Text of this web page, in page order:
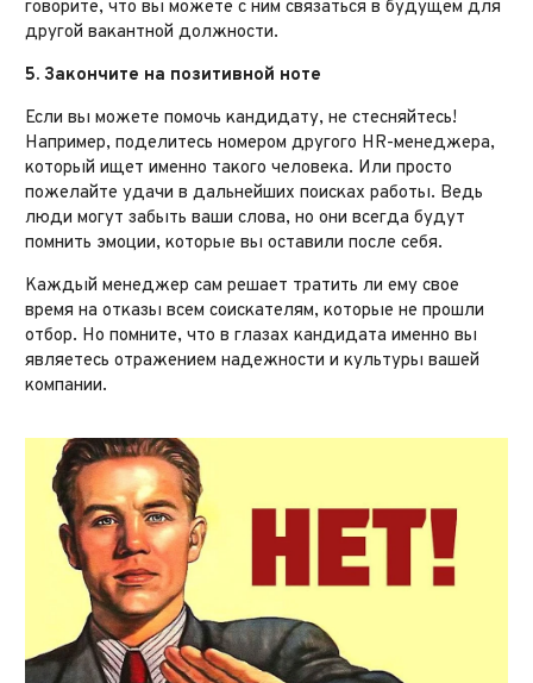
говорите, что вы можете с ним связаться в будущем для
другой вакантной должности.
5. Закончите на позитивной ноте
Если вы можете помочь кандидату, не стесняйтесь!
Например, поделитесь номером другого HR-менеджера,
который ищет именно такого человека. Или просто
пожелайте удачи в дальнейших поисках работы. Ведь
люди могут забыть ваши слова, но они всегда будут
помнить эмоции, которые вы оставили после себя.
Каждый менеджер сам решает тратить ли ему свое
время на отказы всем соискателям, которые не прошли
отбор. Но помните, что в глазах кандидата именно вы
являетесь отражением надежности и культуры вашей
компании.